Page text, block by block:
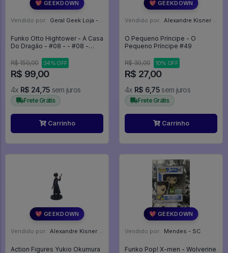
💖 GEEKDOWN
Vendido por: Geral Geek Loja - SP
Funko Otto Hightower - A Casa
Do Dragão - #08 - - #08 -
R$ 150,00
34% OFF
R$ 99,00
4x R$ 24,75 sem juros
Frete Grátis
Carrinho
💖 GEEKDOWN
Vendido por: Alexandre Kisner - PR
O Pequeno Príncipe - O
Pequeno Príncipe #49
R$ 30,00 10% OFF
R$ 27,00
4x R$ 6,75 sem juros
Frete Grátis
Carrinho
💖 GEEKDOWN
Vendido por: Alexandre Kisner - PR
Action Figures Yukio Okumura
💖 GEEKDOWN
Vendido por: Mendes - SC
Funko Pop! X-men - Wolverine